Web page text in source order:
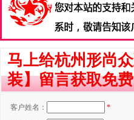
马上给杭州形尚
装】留言获取免
客户姓名： *